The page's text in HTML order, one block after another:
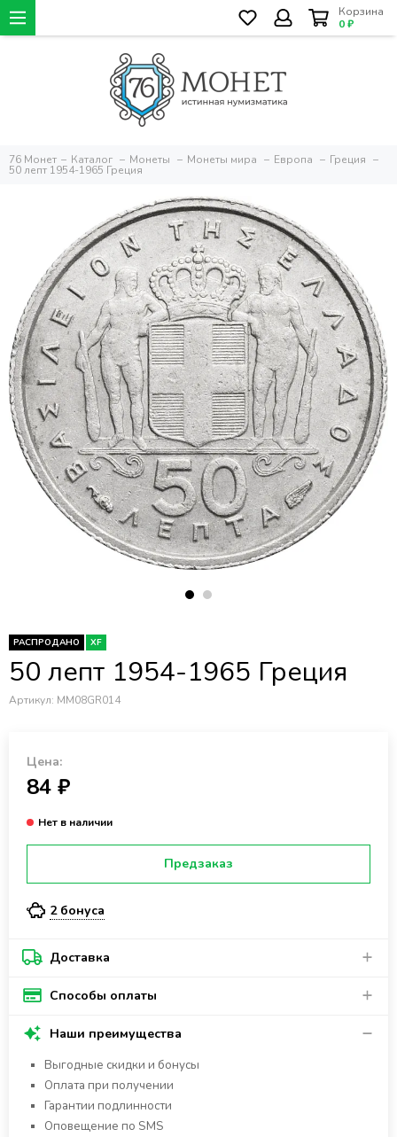
Корзина
0 ₽
76 Монет Каталог Монеты Монеты мира Европа Греция
50 лепт 1954-1965 Греция
РАСПРОДАНО XF
50 лепт 1954-1965 Греция
Артикул: MM08GR014
Цена:
84 ₽
Предзаказ
2 бонуса
Доставка
Способы оплаты
Наши преимущества
Выгодные скидки и бонусы
Оплата при получении
Гарантии подлинности
Оповещение по SMS